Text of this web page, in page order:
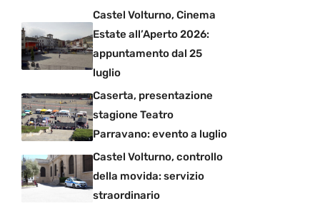
Castel Volturno, Cinema
Estate all’Aperto 2026:
appuntamento dal 25
luglio
Caserta, presentazione
stagione Teatro
Parravano: evento a luglio
Castel Volturno, controllo
della movida: servizio
straordinario